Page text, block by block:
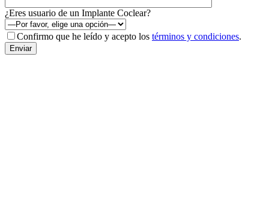
¿Eres usuario de un Implante Coclear?
Confirmo que he leído y acepto los términos y condiciones.